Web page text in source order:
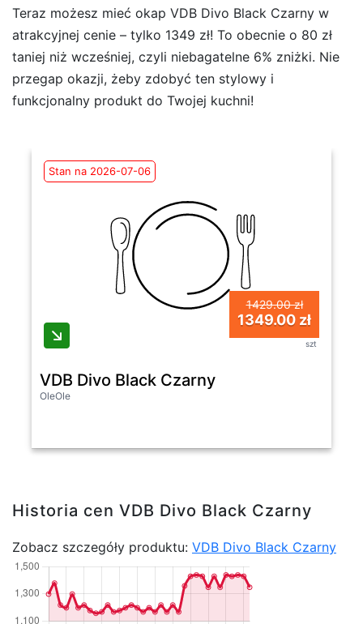
Teraz możesz mieć okap VDB Divo Black Czarny w
atrakcyjnej cenie – tylko 1349 zł! To obecnie o 80 zł
taniej niż wcześniej, czyli niebagatelne 6% zniżki. Nie
przegap okazji, żeby zdobyć ten stylowy i
funkcjonalny produkt do Twojej kuchni!
Stan na 2026-07-06
1429.00 zł
1349.00 zł
szt
VDB Divo Black Czarny
OleOle
Historia cen VDB Divo Black Czarny
Zobacz szczegóły produktu: VDB Divo Black Czarny